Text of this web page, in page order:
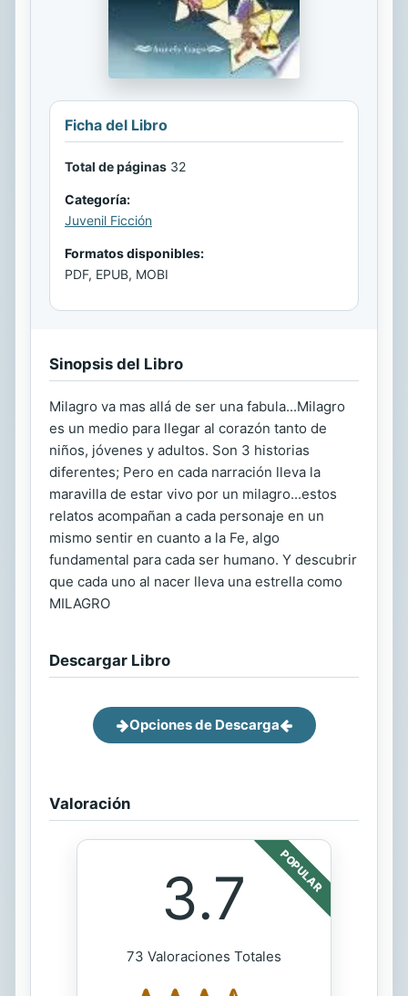
Ficha del Libro
Total de páginas 32
Categoría:
Juvenil Ficción
Formatos disponibles:
PDF, EPUB, MOBI
Sinopsis del Libro
Milagro va mas allá de ser una fabula...Milagro
es un medio para llegar al corazón tanto de
niños, jóvenes y adultos. Son 3 historias
diferentes; Pero en cada narración lleva la
maravilla de estar vivo por un milagro...estos
relatos acompañan a cada personaje en un
mismo sentir en cuanto a la Fe, algo
fundamental para cada ser humano. Y descubrir
que cada uno al nacer lleva una estrella como
MILAGRO
Descargar Libro
Opciones de Descarga
Valoración
POPULAR
3.7
73 Valoraciones Totales